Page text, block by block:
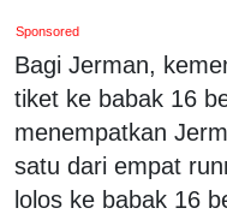
Sponsored
Bagi Jerman,
tiket ke babak 16
menempatkan
satu dari empat
lolos ke babak 16